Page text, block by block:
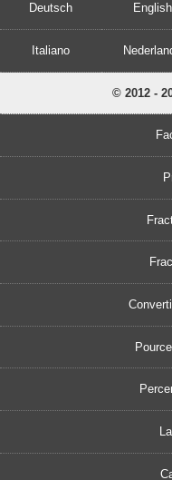
Deutsch English
Italiano
© 2012 -